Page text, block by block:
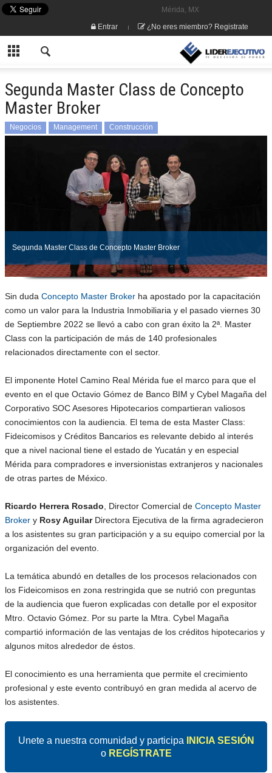
Mérida, MX
Entrar
¿No eres miembro? Registrate
Segunda Master Class de Concepto
Master Broker
Negocios Management Construcción
Segunda Master Class de Concepto Master Broker
Sin duda Concepto Master Broker ha apostado por la capacitación
como un valor para la Industria Inmobiliaria y el pasado viernes 30
de Septiembre 2022 se llevó a cabo con gran éxito la 2ª. Master
Class con la participación de más de 140 profesionales
relacionados directamente con el sector.
El imponente Hotel Camino Real Mérida fue el marco para que el
evento en el que Octavio Gómez de Banco BIM y Cybel Magaña del
Corporativo SOC Asesores Hipotecarios compartieran valiosos
conocimientos con la audiencia. El tema de esta Master Class:
Fideicomisos y Créditos Bancarios es relevante debido al interés
que a nivel nacional tiene el estado de Yucatán y en especial
Mérida para compradores e inversionistas extranjeros y nacionales
de otras partes de México.
Ricardo Herrera Rosado , Director Comercial de Concepto Master
Broker y Rosy AguilarDirectora Ejecutiva de la firma agradecieron
a los asistentes su gran participación y a su equipo comercial por la
organización del evento.
La temática abundó en detalles de los procesos relacionados con
los Fideicomisos en zona restringida que se nutrió con preguntas
de la audiencia que fueron explicadas con detalle por el expositor
Mtro. Octavio Gómez. Por su parte la Mtra. Cybel Magaña
compartió información de las ventajas de los créditos hipotecarios y
algunos mitos alrededor de éstos.
El conocimiento es una herramienta que permite el crecimiento
profesional y este evento contribuyó en gran medida al acervo de
los asistentes.
Unete a nuestra comunidad y participa
INICIA SESIÓN
o REGÍSTRATE